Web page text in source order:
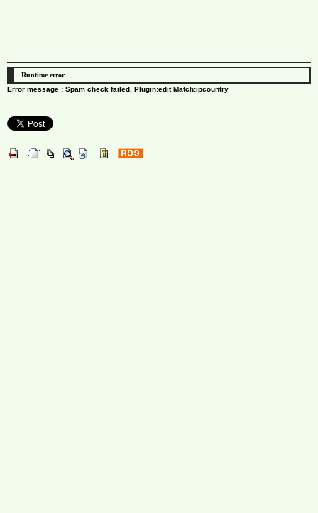
Runtime error
Error message : Spam check failed. Plugin:edit Match:ipcountry